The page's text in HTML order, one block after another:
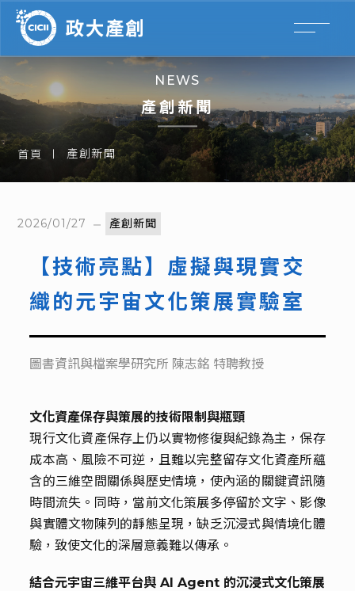
NEWS
產創新聞
首頁 產創新聞
2026/01/27 產創新聞
【技術亮點】虛擬與現實交
織的元宇宙文化策展實驗室
圖書資訊與檔案學研究所 陳志銘 特聘教授
文化資產保存與策展的技術限制與瓶頸
現行文化資產保存上仍以實物修復與紀錄為主，保存
成本高、風險不可逆，且難以完整留存文化資產所蘊
含的三維空間關係與歷史情境，使內涵的關鍵資訊隨
時間流失。同時，當前文化策展多停留於文字、影像
與實體文物陳列的靜態呈現，缺乏沉浸式與情境化體
驗，致使文化的深層意義難以傳承。
結合元宇宙三維平台與 AI Agent 的沉浸式文化策展